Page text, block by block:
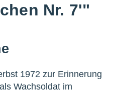
Nr. 7'"
1972 zur Erinnerung
Wachsoldat im